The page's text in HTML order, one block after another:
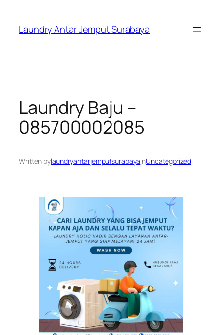
content
Laundry Antar Jemput Surabaya
Laundry Baju –
085700002085
Written bylaundryantarjemputsurabayainUncategorized